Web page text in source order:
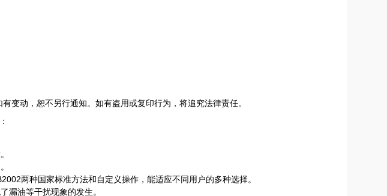
变动，恕不另行通知。如有盗用或复印行为，将追究法律责任。
两种国家标准方法和自定义操作，能适应不同用户的多种选择。
漏油等干扰现象的发生。